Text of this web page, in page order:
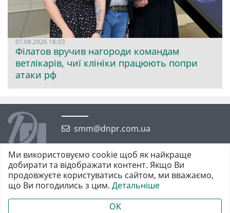
07.08.2026 18:03
Філатов вручив нагороди командам
ветлікарів, чиї клініки працюють попри
атаки рф
smm@dnpr.com.ua
©2026 https://dnpr.com.ua Дніпровська порадниця
Всі права захищені. При повному або частковому використанні
матеріалів обов'язкове активне гіперпосилання у першому абзаці.
Ми використовуємо cookie щоб як найкраще
добирати та відображати контент. Якщо Ви
продовжуєте користуватись сайтом, ми вважаємо,
що Ви погодились з цим. Детальніше
OK